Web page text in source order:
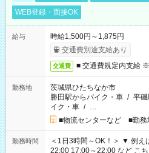
WEB登録・面接OK
給与
時給1,500円～1,875円
交通費別途支給あり
交通費 ■ 交通費規定内支給
勤務地
茨城県ひたちなか市
勝田駅からバイク・車 / 平
イク・車 / …
■物流センターなど ■勤務
勤務時間
＜1日3時間～OK！＞ ▼ 例えば… ▼ 15:00～18:00 15:00～
22:00 17:00～22:00 など こちら以外の時間もお気軽にご相談く